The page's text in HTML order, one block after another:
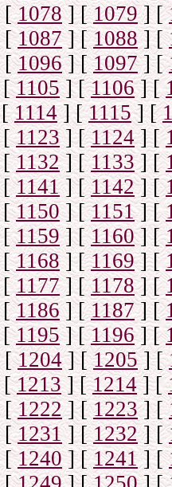
[1078] [1079] [
[1087] [1088] [
[1096] [1097] [
[1105] [1106] [
[ 1114] [1115] [
[1123] [1124] [
[1132] [1133] [
[1141] [1142] [
[1150] [1151] [
[1159] [1160] [
[1168] [1169] [
[1177] [1178] [
[1186] [1187] [
[1195] [1196] [
[1204] [1205] [
[1213] [1214] [
[1222] [1223] [
[1231 ] [1232] [
[1240] [1241] [